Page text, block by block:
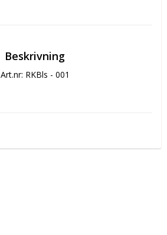
Beskrivning
Art.nr: RKBls - 001